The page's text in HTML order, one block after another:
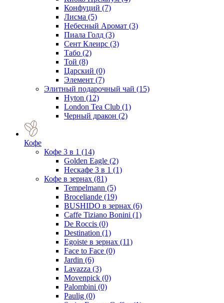
Конфуций (7)
Лисма (5)
Небесный Аромат (3)
Пиала Голд (3)
Сент Клеирс (3)
Табо (2)
Той (8)
Царский (0)
Элемент (7)
Элитный подарочный чай (15)
Hyton (12)
London Tea Club (1)
Черный дракон (2)
Кофе
Кофе 3 в 1 (14)
Golden Eagle (2)
Нескафе 3 в 1 (1)
Кофе в зернах (81)
Tempelmann (5)
Broceliande (19)
BUSHIDO в зернах (6)
Caffe Tiziano Bonini (1)
De Roccis (0)
Destination (1)
Egoiste в зернах (11)
Face to Face (0)
Jardin (6)
Lavazza (3)
Movenpick (0)
Palombini (0)
Paulig (0)